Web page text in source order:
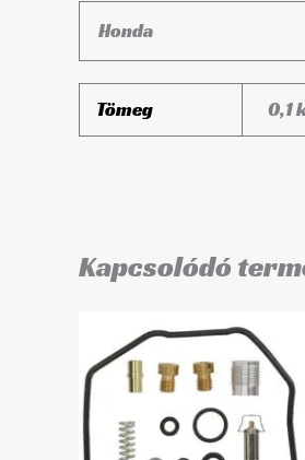
Honda
Tömeg 0,1
Kapcsolódó